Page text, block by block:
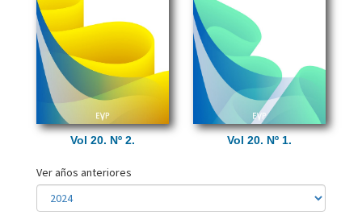
Vol 20. Nº 2. Vol 20. Nº 1.
Ver años anteriores